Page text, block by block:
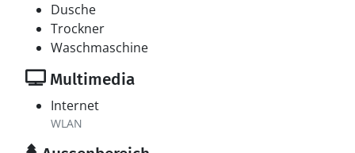
Dusche
Trockner
Waschmaschine
Multimedia
Internet
WLAN